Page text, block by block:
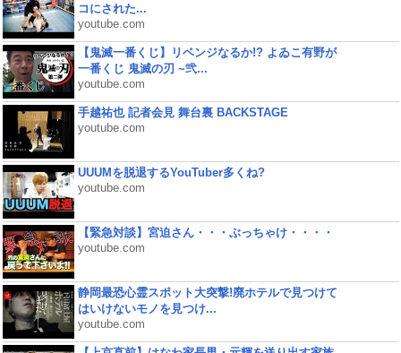
コにされた...
youtube.com
【鬼滅一番くじ】リベンジなるか!? よゐこ有野が
一番くじ 鬼滅の刃 ~弐...
youtube.com
手越祐也 記者会見 舞台裏 BACKSTAGE
youtube.com
UUUMを脱退するYouTuber多くね?
youtube.com
【緊急対談】宮迫さん・・・ぶっちゃけ・・・・
youtube.com
静岡最恐心霊スポット大突撃!廃ホテルで見つけて
はいけないモノを見つけ...
youtube.com